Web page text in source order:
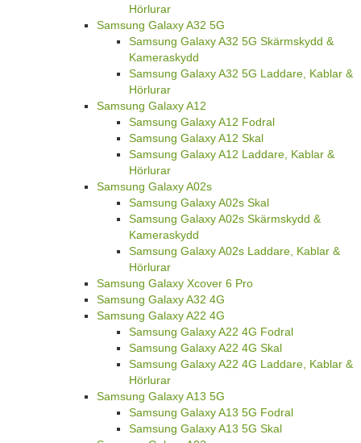
Hörlurar
Samsung Galaxy A32 5G
Samsung Galaxy A32 5G Skärmskydd &
Kameraskydd
Samsung Galaxy A32 5G Laddare, Kablar &
Hörlurar
Samsung Galaxy A12
Samsung Galaxy A12 Fodral
Samsung Galaxy A12 Skal
Samsung Galaxy A12 Laddare, Kablar &
Hörlurar
Samsung Galaxy A02s
Samsung Galaxy A02s Skal
Samsung Galaxy A02s Skärmskydd &
Kameraskydd
Samsung Galaxy A02s Laddare, Kablar &
Hörlurar
Samsung Galaxy Xcover 6 Pro
Samsung Galaxy A32 4G
Samsung Galaxy A22 4G
Samsung Galaxy A22 4G Fodral
Samsung Galaxy A22 4G Skal
Samsung Galaxy A22 4G Laddare, Kablar &
Hörlurar
Samsung Galaxy A13 5G
Samsung Galaxy A13 5G Fodral
Samsung Galaxy A13 5G Skal